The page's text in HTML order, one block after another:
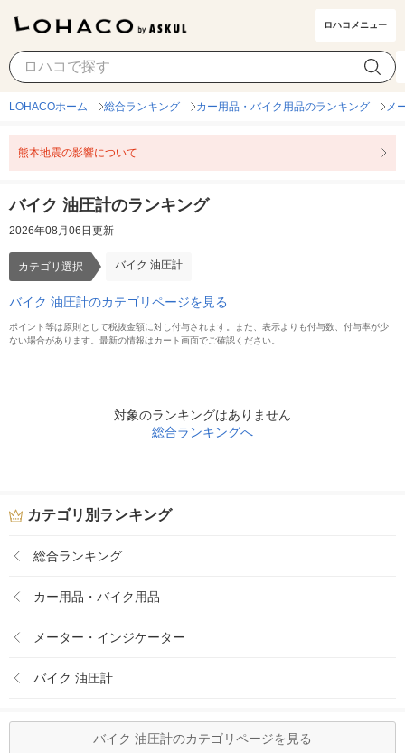
ロハコメニュー
バイク 油圧計 カテゴリ選択
LOHACOホーム 総合ランキング カー用品・バイク用品のランキング メ
熊本地震の影響について
バイク 油圧計のランキング
2026年08月06日更新
カテゴリ選択 バイク 油圧計
バイク 油圧計のカテゴリページを見る
ポイント等は原則として税抜金額に対し付与されます。また、表示よりも付与数、付与率が少
ない場合があります。最新の情報はカート画面でご確認ください。
対象のランキングはありません
総合ランキングへ
カテゴリ別ランキング
総合ランキング
カー用品・バイク用品
メーター・インジケーター
バイク 油圧計
バイク 油圧計のカテゴリページを見る